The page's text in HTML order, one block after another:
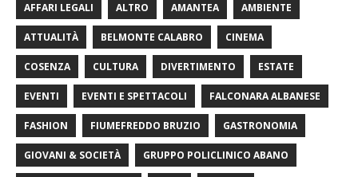
AFFARI LEGALI ALTRO AMANTEA AMBIENTE
ATTUALITÀ BELMONTE CALABRO CINEMA
COSENZA CULTURA DIVERTIMENTO ESTATE
EVENTI EVENTI E SPETTACOLI FALCONARA ALBANESE
FASHION FIUMEFREDDO BRUZIO GASTRONOMIA
GIOVANI & SOCIETÀ GRUPPO POLICLINICO ABANO